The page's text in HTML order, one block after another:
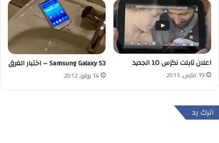
اعلان تابلت نكزس 10 الجديد
19 مارس, 2013
Samsung Galaxy S3 – اختبار الغرق
14 يوليو, 2012
اترك رد